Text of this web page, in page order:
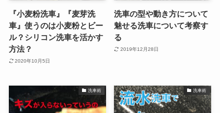
『小麦粉洗車』『麦芽洗
車』使うのは小麦粉とビー
ル？シリコン洗車を活かす
方法？
2020年10月5日
洗車の型や動き方について
魅せる洗車について考察す
る
2019年12月28日
洗車術 洗車術